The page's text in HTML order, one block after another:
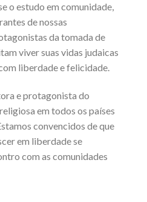
o estudo em comunidade,
de nossas
da tomada de
viver suas vidas judaicas
liberdade e felicidade.
e protagonista do
em todos os países
convencidos de que
em liberdade se
com as comunidades